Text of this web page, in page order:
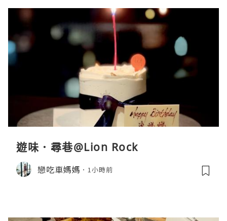
遊味．尋巷@Lion Rock
戀吃車媽媽 1小時前